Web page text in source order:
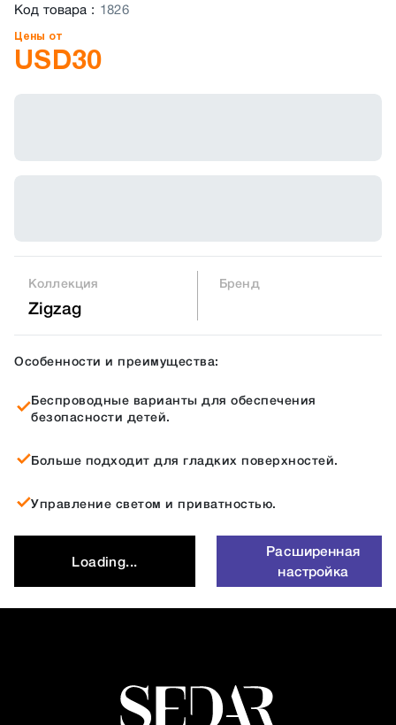
Код товара : 1826
Цены от
USD30
Коллекция
Zigzag
Бренд
Особенности и преимущества:
Беспроводные варианты для обеспечения
безопасности детей.
Больше подходит для гладких поверхностей.
Управление светом и приватностью.
Loading...
Расширенная
настройка